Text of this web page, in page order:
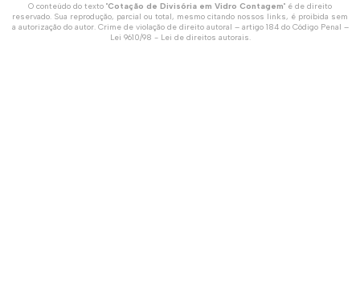
O conteúdo do texto "Cotação de Divisória em Vidro Contagem" é de direito
reservado. Sua reprodução, parcial ou total, mesmo citando nossos links, é proibida sem
a autorização do autor. Crime de violação de direito autoral – artigo 184 do Código Penal –
Lei 9610/98 - Lei de direitos autorais.